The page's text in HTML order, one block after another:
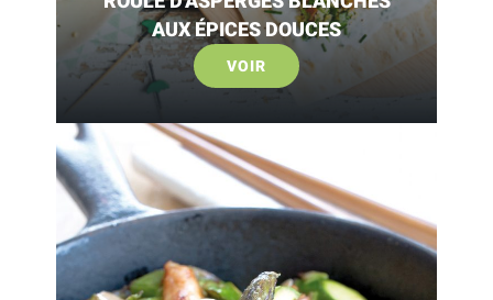
AUX ÉPICES DOUCES
VOIR